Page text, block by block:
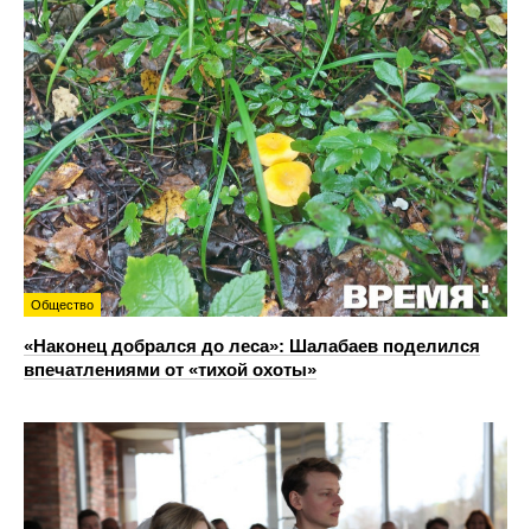
Общество
«Наконец добрался до леса»: Шалабаев поделился
впечатлениями от «тихой охоты»